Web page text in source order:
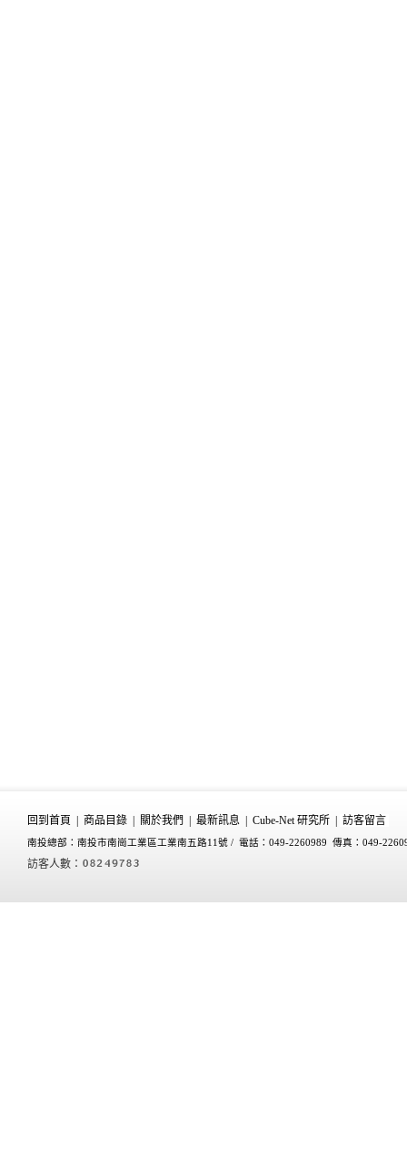
回到首頁 商品目錄 關於我們 最新訊息 Cube-Net 研究所 訪客留言
南投總部：南投市南崗工業區工業南五路11號 / 電話：049-2260989 傳真：049-
訪客人數：